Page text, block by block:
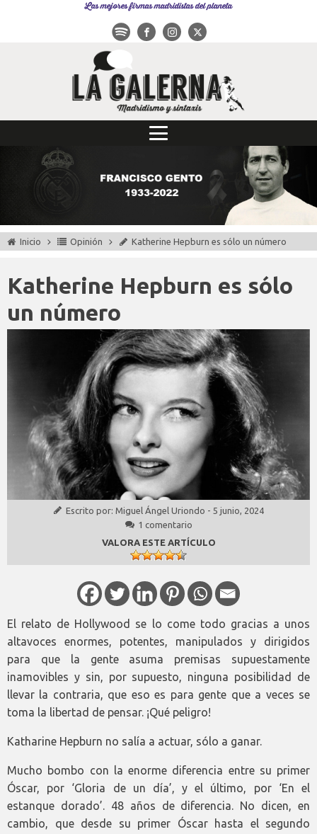
Las mejores firmas madridistas del planeta
Inicio Opinión Katherine Hepburn es sólo un número
Katherine Hepburn es sólo
un número
Escrito por: Miguel Ángel Uriondo - 5 junio, 2024
1 comentario
VALORA ESTE ARTÍCULO
El relato de Hollywood se lo come todo gracias a unos
altavoces enormes, potentes, manipulados y dirigidos
para que la gente asuma premisas supuestamente
inamovibles y sin, por supuesto, ninguna posibilidad de
llevar la contraria, que eso es para gente que a veces se
toma la libertad de pensar. ¡Qué peligro!
Katharine Hepburn no salía a actuar, sólo a ganar.
Mucho bombo con la enorme diferencia entre su primer
Óscar, por ‘Gloria de un día’, y el último, por ‘En el
estanque dorado’. 48 años de diferencia. No dicen, en
cambio, que desde su primer Óscar hasta el segundo